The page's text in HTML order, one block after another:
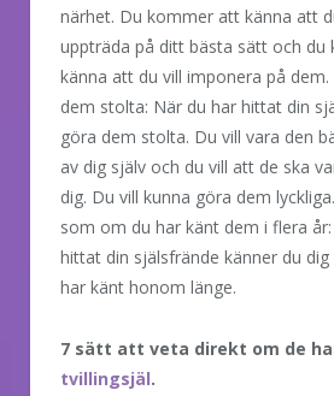
närhet. Du kommer att känna att
uppträda på ditt bästa sätt och du
känna att du vill imponera på
dem stolta: När du har hittat din
göra dem stolta. Du vill vara den
av dig själv och du vill att de ska
dig. Du vill kunna göra dem
som om du har känt dem i flera
hittat din själsfrände känner du
har känt honom länge.
7 sätt att veta direkt om de
tvillingsjäl.